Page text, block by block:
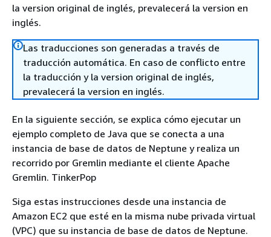
la version original de inglés, prevalecerá la version en
inglés.
Las traducciones son generadas a través de
traducción automática. En caso de conflicto entre
la traducción y la version original de inglés,
prevalecerá la version en inglés.
En la siguiente sección, se explica cómo ejecutar un
ejemplo completo de Java que se conecta a una
instancia de base de datos de Neptune y realiza un
recorrido por Gremlin mediante el cliente Apache
Gremlin. TinkerPop
Siga estas instrucciones desde una instancia de
Amazon EC2 que esté en la misma nube privada virtual
(VPC) que su instancia de base de datos de Neptune.